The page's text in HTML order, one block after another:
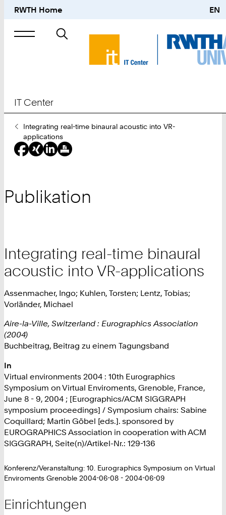
RWTH Home EN
Suche
nach
IT Center
Sie
sind
hier:
Integrating real-time binaural acoustic into VR-
applications
Publikation
Integrating real-time binaural
acoustic into VR-applications
Assenmacher, Ingo; Kuhlen, Torsten; Lentz, Tobias;
Vorländer, Michael
Aire-la-Ville, Switzerland : Eurographics Association
(2004)
Buchbeitrag, Beitrag zu einem Tagungsband
In
Virtual environments 2004 : 10th Eurographics
Symposium on Virtual Enviroments, Grenoble, France,
June 8 - 9, 2004 ; [Eurographics/ACM SIGGRAPH
symposium proceedings] / Symposium chairs: Sabine
Coquillard; Martin Göbel [eds.]. sponsored by
EUROGRAPHICS Association in cooperation with ACM
SIGGGRAPH, Seite(n)/Artikel-Nr.: 129-136
Konferenz/Veranstaltung: 10. Eurographics Symposium on Virtual
Enviroments Grenoble 2004-06-08 - 2004-06-09
Einrichtungen